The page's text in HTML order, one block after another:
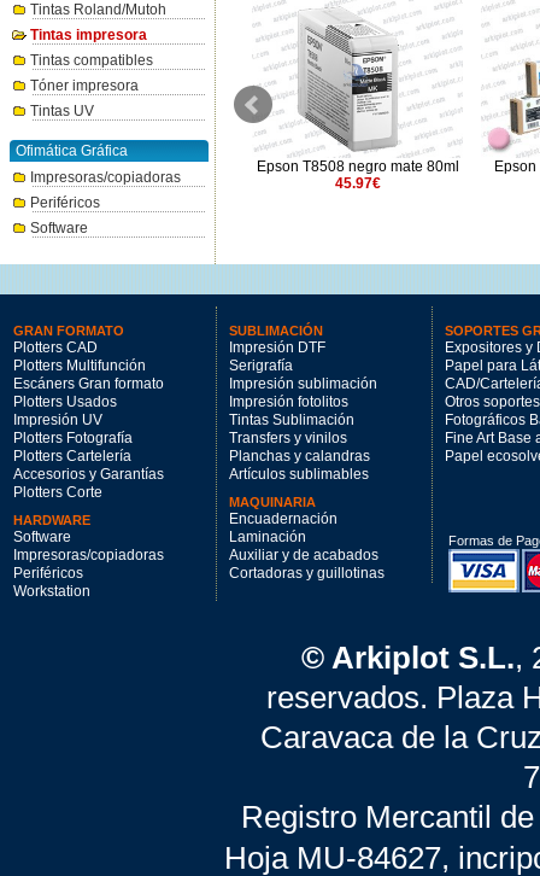
Tintas Roland/Mutoh
Tintas impresora
Tintas compatibles
Tóner impresora
Tintas UV
Ofimática Gráfica
Impresoras/copiadoras
Periféricos
Software
Epson T8509 gris claro 80ml
45.97€
Epson T8508 negro mate 80ml
45.97€
GRAN FORMATO
Plotters CAD
Plotters Multifunción
Escáners Gran formato
Plotters Usados
Impresión UV
Plotters Fotografía
Plotters Cartelería
Accesorios y Garantías
Plotters Corte
HARDWARE
Software
Impresoras/copiadoras
Periféricos
Workstation
SUBLIMACIÓN
Impresión DTF
Serigrafía
Impresión sublimación
Impresión fotolitos
Tintas Sublimación
Transfers y vinilos
Planchas y calandras
Artículos sublimables
MAQUINARIA
Encuadernación
Laminación
Auxiliar y de acabados
Cortadoras y guillotinas
SOPORTES
Expositores y
Papel para
CAD/
Otros soportes
Fotográficos
Fine Art Base
Papel
Formas de
© Arkiplot S.L.,
reservados. Plaza
Caravaca de la
Registro Mercantil
Hoja MU-84627,